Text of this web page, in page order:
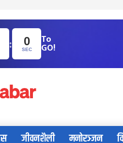
: 0
SEC
To
GO!
जीवनशैली मनोरञ्जन